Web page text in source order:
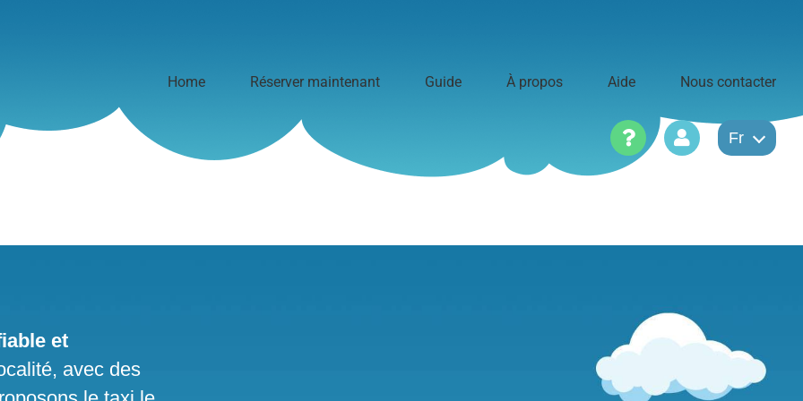
Home Réserver maintenant Guide À propos Aide Nous contacter
Fr
et
avec des